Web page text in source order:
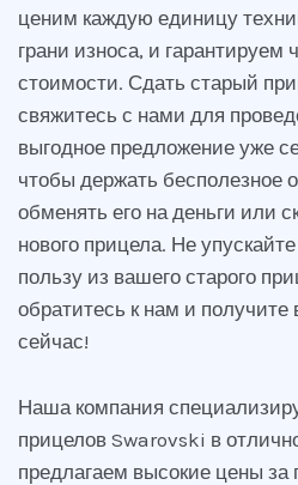
ценим каждую единицу
грани износа, и гарантируем
стоимости. Сдать старый
свяжитесь с нами для
выгодное предложение уже
чтобы держать бесполезное
обменять его на деньги или
нового прицела. Не
пользу из вашего старого
обратитесь к нам и
сейчас!
Наша компания
прицелов Swarovski в
предлагаем высокие цены за